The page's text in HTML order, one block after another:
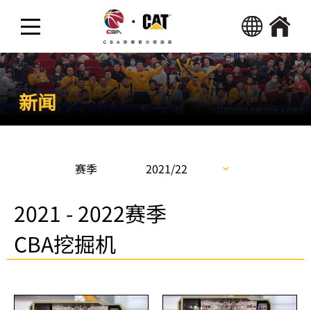
热点新闻
精彩视频
新闻
赛季 2021/22
2021 - 2022赛季
CBA挖掘机